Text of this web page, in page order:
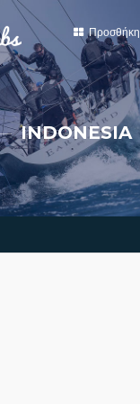
Προσθήκη
INDONESIA